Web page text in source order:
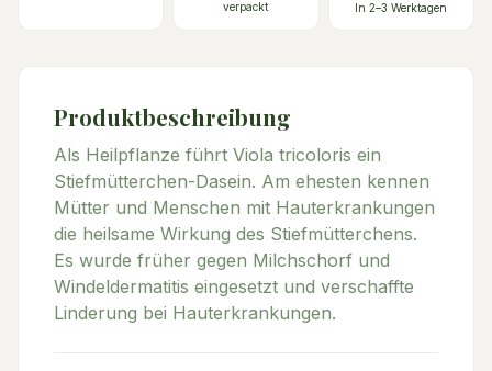
verpackt
In 2–3 Werktagen
Produktbeschreibung
Als Heilpflanze führt Viola tricoloris ein
Stiefmütterchen-Dasein. Am ehesten kennen
Mütter und Menschen mit Hauterkrankungen
die heilsame Wirkung des Stiefmütterchens.
Es wurde früher gegen Milchschorf und
Windeldermatitis eingesetzt und verschaffte
Linderung bei Hauterkrankungen.